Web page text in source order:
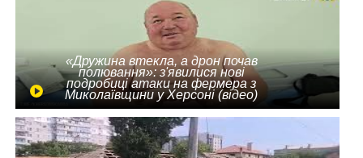
«Дружина втекла, а дрон почав
полювання»: з'явилися нові
подробиці атаки на фермера з
Миколаївщини у Херсоні (відео)